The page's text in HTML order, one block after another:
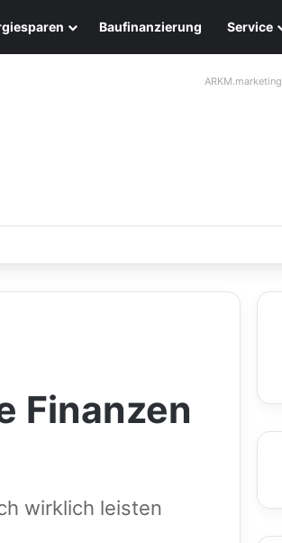
Baufinanzierung Service
ARKM.marketing
für Ihr Zuhause
Finanzen
wirklich leisten